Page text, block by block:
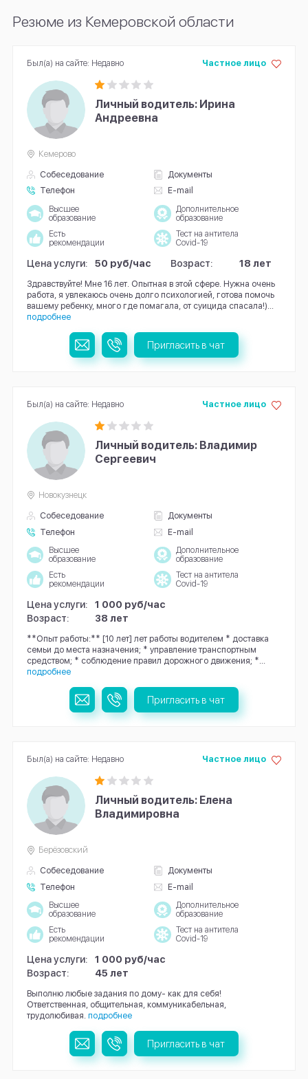
Резюме из Кемеровской области
Личный водитель: Ирина
Андреевна
Собеседование
Документы
Телефон
E-mail
Частное лицо
Кемерово
Высшее
образование
Дополнительное
образование
Есть
рекомендации
Тест на антитела
Covid-19
Цена услуги: 50 руб/час Возраст: 18 лет
Здравствуйте! Мне 16 лет. Опытная в этой сфере. Нужна очень
работа, я увлекаюсь очень долго психологией, готова помочь
вашему ребенку, много где помагала, от суицида спасала!)...
подробнее
Был(а) на сайте: Недавно
Пригласить в чат
Личный водитель: Владимир
Сергеевич
Собеседование
Документы
Телефон
E-mail
Частное лицо
Новокузнецк
Высшее
образование
Дополнительное
образование
Есть
рекомендации
Тест на антитела
Covid-19
Цена услуги:
1 000 руб/час
Возраст:
38 лет
**Опыт работы:** [10 лет] лет работы водителем * доставка
семьи до места назначения; * управление транспортным
средством; * соблюдение правил дорожного движения; *...
подробнее
Был(а) на сайте: Недавно
Пригласить в чат
Личный водитель: Елена
Владимировна
Собеседование
Документы
Телефон
E-mail
Частное лицо
Берёзовский
Высшее
образование
Дополнительное
образование
Есть
рекомендации
Тест на антитела
Covid-19
Цена услуги:
1 000 руб/час
Возраст:
45 лет
Выполню любые задания по дому- как для себя!
Ответственная, общительная, коммуникабельная,
трудолюбивая. подробнее
Был(а) на сайте: Недавно
Пригласить в чат